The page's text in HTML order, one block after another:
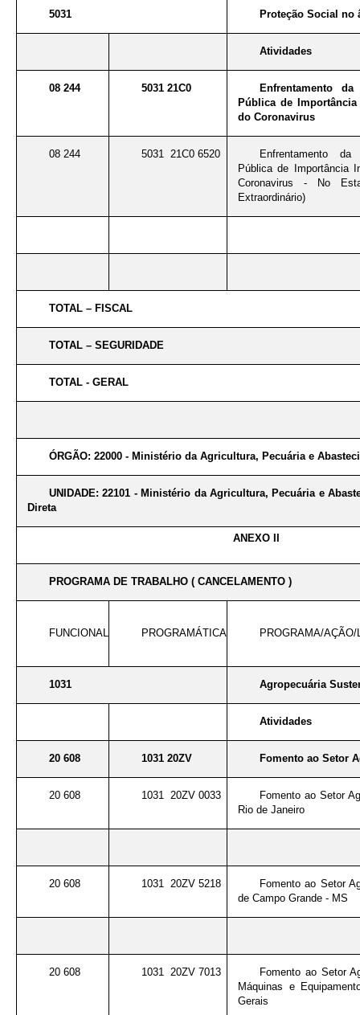
5031 Proteção Social no
Atividades
08 244 5031 21C0
Enfrentamento
Pública de
do Coronavirus
08 244 5031 21C0 6520
Enfrentamento
Pública de Importância
Coronavirus - No
Extraordinário)
TOTAL – FISCAL
TOTAL – SEGURIDADE
TOTAL - GERAL
ÓRGÃO: 22000 - Ministério da Agricultura, Pecuária e
UNIDADE: 22101 - Ministério da Agricultura, Pecuária e
Direta
ANEXO II
PROGRAMA DE TRABALHO ( CANCELAMENTO )
FUNCIONAL PROGRAMÁTICA PROGRAMA/
1031 Agropecuária
Atividades
20 608 1031 20ZV Fomento ao Setor
20 608 1031 20ZV 0033
Fomento ao Setor
Rio de Janeiro
20 608 1031 20ZV 5218
Fomento ao Setor
de Campo Grande - MS
20 608 1031 20ZV 7013
Fomento ao Setor
Máquinas e
Gerais